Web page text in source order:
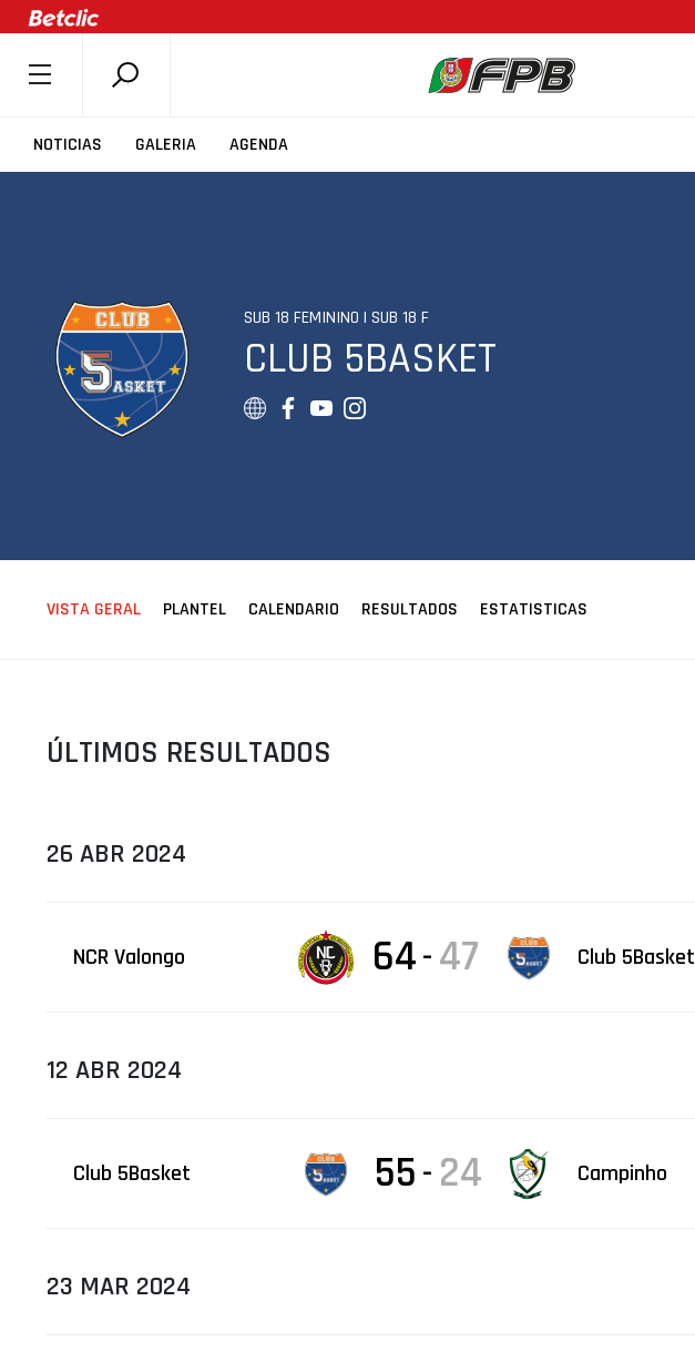
NOTICIAS GALERIA AGENDA
SOBRE A FPB
DOCUMENTOS
CLUBES
AGENTES
AGENDA
SELEÇÕES
PROJETOS
SUB 18 FEMININO | SUB 18 F
CLUB 5BASKET
VISTA GERAL PLANTEL CALENDARIO RESULTADOS ESTATISTICAS
ÚLTIMOS RESULTADOS
26 ABR 2024
NCR Valongo 64- 47 Club 5Basket
12 ABR 2024
Club 5Basket 55 - 24 Campinho
23 MAR 2024